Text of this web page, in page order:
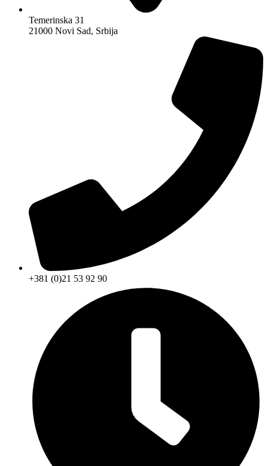
Temerinska 31
21000 Novi Sad, Srbija
+381 (0)21 53 92 90